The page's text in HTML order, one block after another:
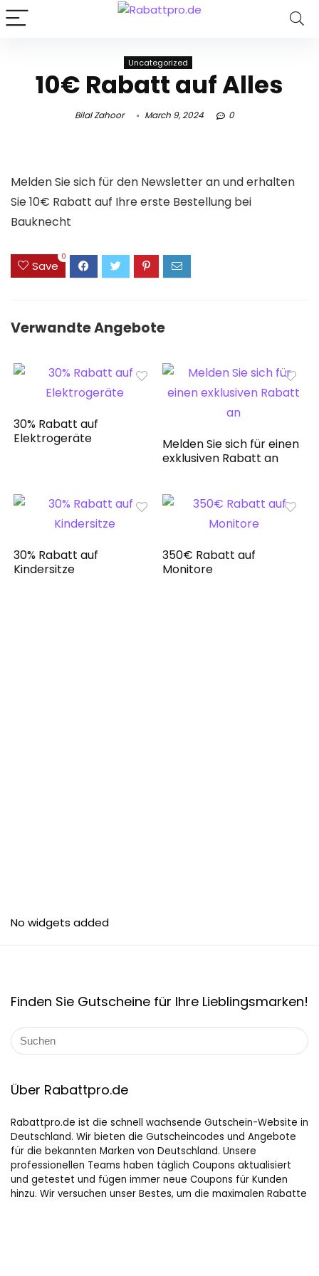
Uncategorized
10€ Rabatt auf Alles
Bilal Zahoor March 9, 2024 0
Melden Sie sich für den Newsletter an und erhalten
Sie 10€ Rabatt auf Ihre erste Bestellung bei
Bauknecht
Save
0
Verwandte Angebote
30% Rabatt auf
Elektrogeräte
Melden Sie sich für einen
exklusiven Rabatt an
30% Rabatt auf
Kindersitze
350€ Rabatt auf
Monitore
No widgets added
Finden Sie Gutscheine für Ihre Lieblingsmarken!
Über Rabattpro.de
Rabattpro.de ist die schnell wachsende Gutschein-Website in
Deutschland. Wir bieten die Gutscheincodes und Angebote
für die bekannten Marken von Deutschland. Unsere
professionellen Teams haben täglich Coupons aktualisiert
und getestet und fügen immer neue Coupons für Kunden
hinzu. Wir versuchen unser Bestes, um die maximalen Rabatte